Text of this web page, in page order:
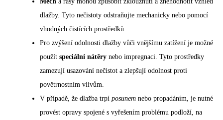
dlažby. Tyto nečistoty odstraňujte mechanicky nebo pomocí
vhodných čistících prostředků.
Pro zvýšení odolnosti dlažby vůči vnějšímu zatížení je možné
použít speciální nátěry nebo impregnaci. Tyto prostředky
zamezují usazování nečistot a zlepšují odolnost proti
povětrnostním vlivům.
V případě, že dlažba trpí posunem nebo propadáním, je nutné
provést opravy spojené s vyřešením problému podloží, na